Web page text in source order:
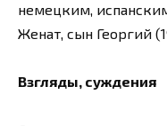
немецким,
Женат, сын Георгий
Взгляды, суждения